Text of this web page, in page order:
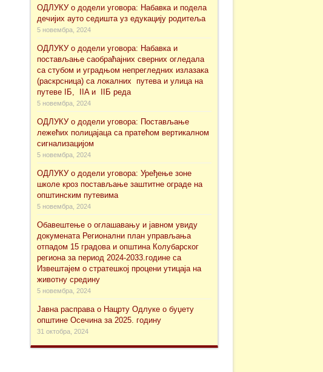
ОДЛУКУ о додели уговора: Набавка и подела
дечијих ауто седишта уз едукацију родитеља
5 новембра, 2024
ОДЛУКУ о додели уговора: Набавка и
постављање саобраћајних сверних огледала
са стубом и уградњом непрегледних излазака
(раскрсница) са локалних путева и улица на
путеве IБ, IIA и IIБ реда
5 новембра, 2024
ОДЛУКУ о додели уговора: Постављање
лежећих полицајаца са пратећом вертикалном
сигнализацијом
5 новембра, 2024
ОДЛУКУ о додели уговора: Уређење зоне
школе кроз постављање заштитне ограде на
општинским путевима
5 новембра, 2024
Обавештење о оглашавању и јавном увиду
докуменaта Регионални план управљања
отпадом 15 градова и општина Колубарског
региона за период 2024-2033.године са
Извештајем о стратешкој процени утицаја на
животну средину
5 новембра, 2024
Јавна расправа о Нацрту Одлуке о буџету
општине Осечина за 2025. годину
31 октобра, 2024